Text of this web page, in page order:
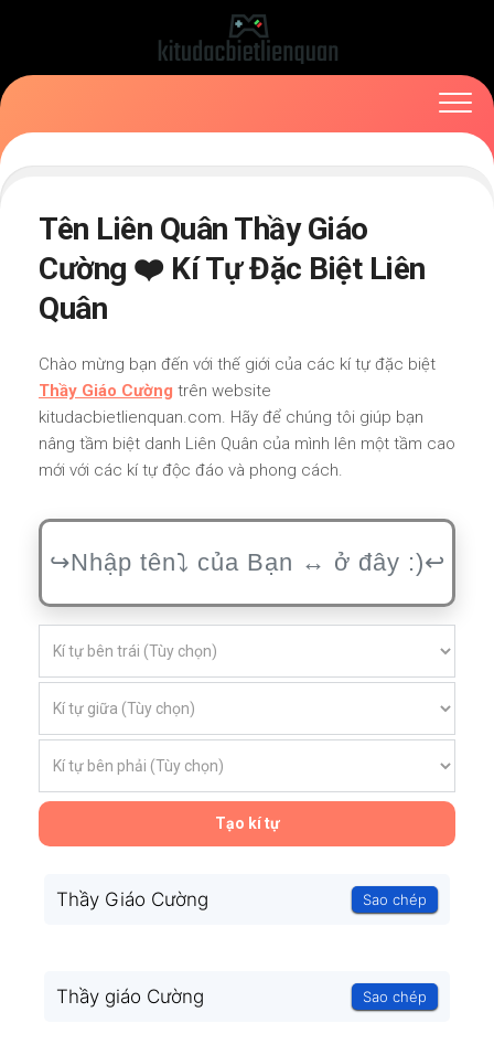
Tên Liên Quân Thầy Giáo
Cường ❤️ Kí Tự Đặc Biệt Liên
Quân
Chào mừng bạn đến với thế giới của các kí tự đặc biệt
Thầy Giáo Cường trên website
kitudacbietlienquan.com. Hãy để chúng tôi giúp bạn
nâng tầm biệt danh Liên Quân của mình lên một tầm cao
mới với các kí tự độc đáo và phong cách.
Tạo kí tự
Thầy Giáo Cường Sao chép
Thầy giáo Cường Sao chép